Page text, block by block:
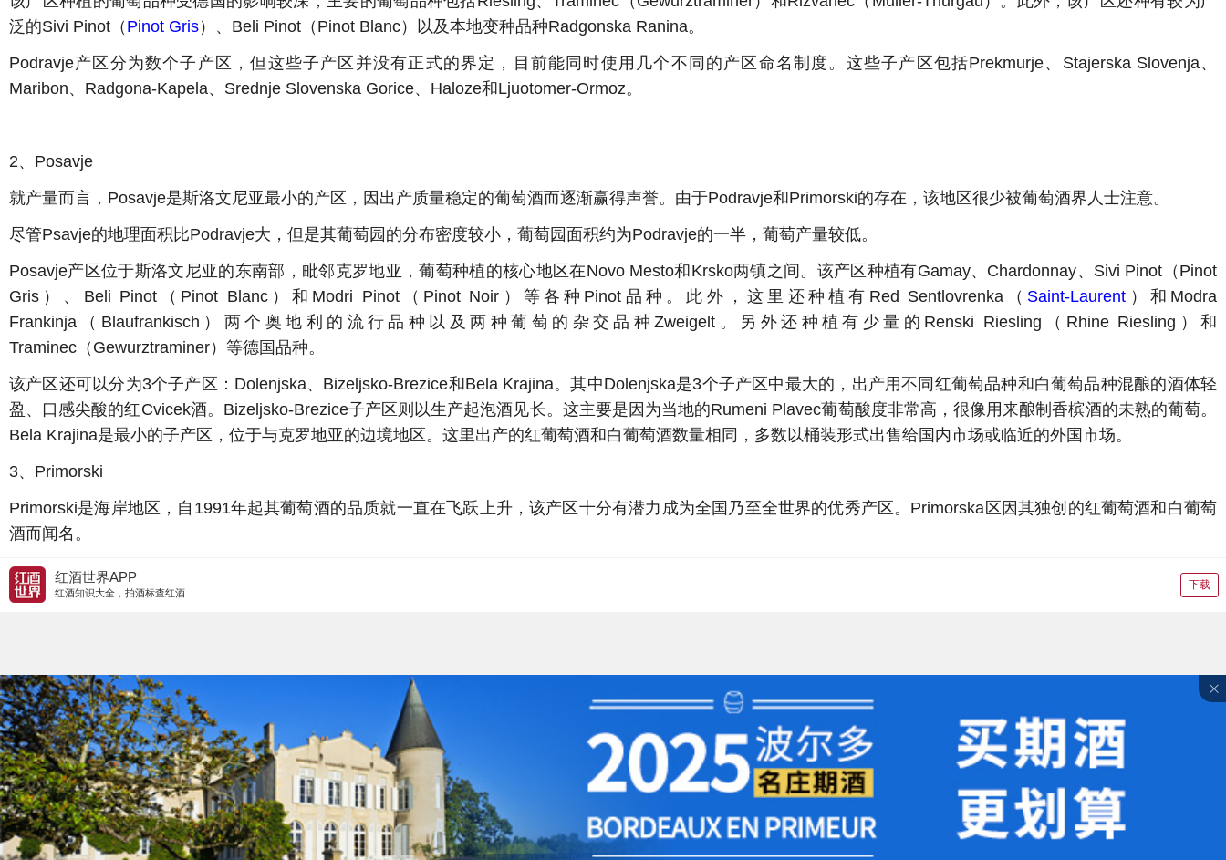
泛的Sivi Pinot（ Pinot Gris）、Beli Pinot（Pinot Blanc）以及本地变种品种Radgonska Ranina。
Podravje产区分为数个子产区，但这些子产区并没有正式的界定，目前能同时使用几个不同的产区命名制度。这些子产区包括Prekmurje、Stajerska Slovenja、
Maribon、Radgona-Kapela、Srednje Slovenska Gorice、Haloze和Ljuotomer-Ormoz。
2、Posavje
就产量而言，Posavje是斯洛文尼亚最小的产区，因出产质量稳定的葡萄酒而逐渐赢得声誉。由于Podravje和Primorski的存在，该地区很少被葡萄酒界人士注意。
尽管Psavje的地理面积比Podravje大，但是其葡萄园的分布密度较小，葡萄园面积约为Podravje的一半，葡萄产量较低。
Posavje产区位于斯洛文尼亚的东南部，毗邻克罗地亚，葡萄种植的核心地区在Novo Mesto和Krsko两镇之间。该产区种植有Gamay、Chardonnay、Sivi Pinot（Pinot
Gris）、Beli Pinot（Pinot Blanc）和Modri Pinot（Pinot Noir）等各种Pinot品种。此外，这里还种植有Red Sentlovrenka（ Saint-Laurent ）和Modra
Frankinja（Blaufrankisch）两个奥地利的流行品种以及两种葡萄的杂交品种Zweigelt。另外还种植有少量的Renski Riesling（Rhine Riesling）和
Traminec（Gewurztraminer）等德国品种。
该产区还可以分为3个子产区：Dolenjska、Bizeljsko-Brezice和Bela Krajina。其中Dolenjska是3个子产区中最大的，出产用不同红葡萄品种和白葡萄品种混酿的酒体轻
盈、口感尖酸的红Cvicek酒。Bizeljsko-Brezice子产区则以生产起泡酒见长。这主要是因为当地的Rumeni Plavec葡萄酸度非常高，很像用来酿制香槟酒的未熟的葡萄。
Bela Krajina是最小的子产区，位于与克罗地亚的边境地区。这里出产的红葡萄酒和白葡萄酒数量相同，多数以桶装形式出售给国内市场或临近的外国市场。
3、Primorski
Primorski是海岸地区，自1991年起其葡萄酒的品质就一直在飞跃上升，该产区十分有潜力成为全国乃至全世界的优秀产区。Primorska区因其独创的红葡萄酒和白葡萄
酒而闻名。
红酒世界APP
红酒知识大全，拍酒标查红酒
下载